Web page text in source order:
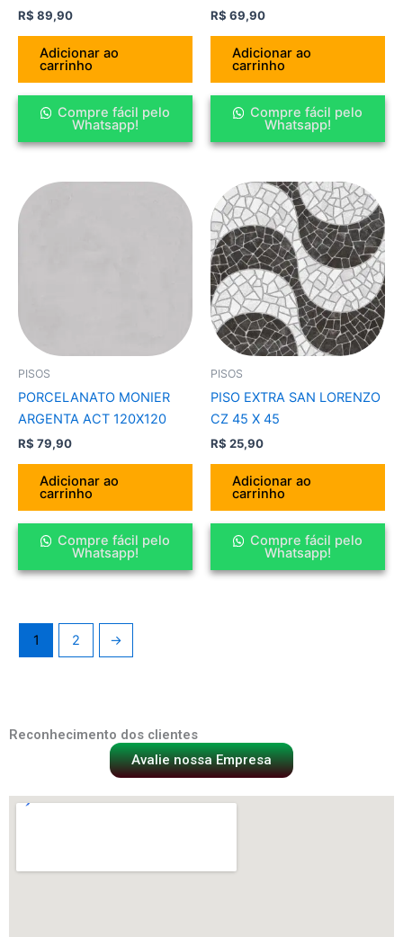
R$ 89,90
Adicionar ao
carrinho
Compre fácil pelo
Whatsapp!
R$ 69,90
Adicionar ao
carrinho
Compre fácil pelo
Whatsapp!
PISOS
PORCELANATO MONIER
ARGENTA ACT 120X120
R$ 79,90
Adicionar ao
carrinho
Compre fácil pelo
Whatsapp!
PISOS
PISO EXTRA SAN LORENZO
CZ 45 X 45
R$ 25,90
Adicionar ao
carrinho
Compre fácil pelo
Whatsapp!
1 2 →
Reconhecimento dos clientes
Avalie nossa Empresa